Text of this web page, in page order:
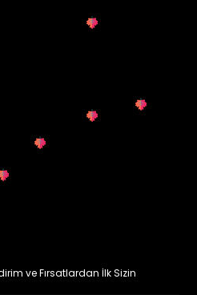
ve Fırsatlardan İlk Sizin